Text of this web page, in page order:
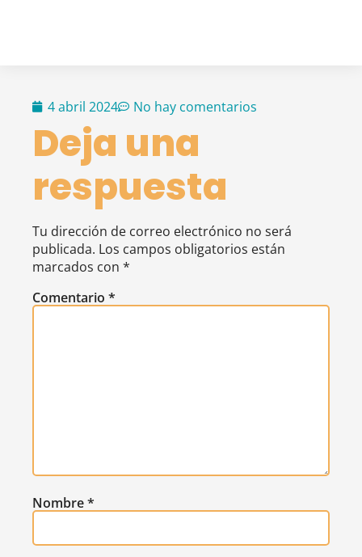
4 abril 2024 No hay comentarios
Deja una
respuesta
Tu dirección de correo electrónico no será
publicada. Los campos obligatorios están
marcados con *
Comentario *
Nombre*